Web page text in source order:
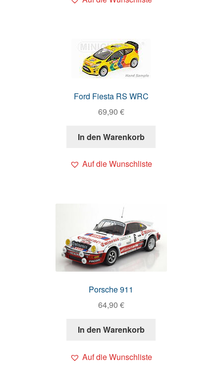
Ford Fiesta RS WRC
69,90 €
In den Warenkorb
Auf die Wunschliste
Porsche 911
64,90 €
In den Warenkorb
Auf die Wunschliste